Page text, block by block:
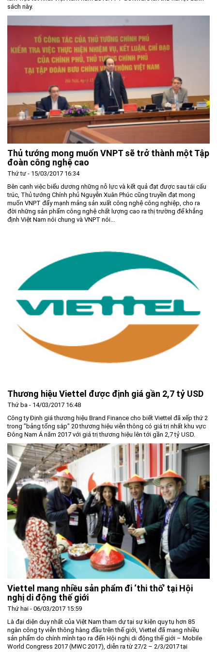
Môi trường
Quy hoạch - Xây dựng
Ưu đãi đầu tư
Công nghệ và Sản phẩm
Văn bản khác
sách này.
Thủ tướng mong muốn VNPT sẽ trở thành một Tập
đoàn công nghệ cao
Thứ tư - 15/03/2017 16:34
Bên cạnh việc biểu dương những nỗ lực và kết quả đạt được sau tái cấu
trúc, Thủ tướng Chính phủ Nguyễn Xuân Phúc cũng truyền đạt mong
muốn VNPT đẩy mạnh mảng sản xuất công nghệ công nghiệp, cho ra
đời những sản phẩm công nghệ chất lượng cao ra thị trường để khẳng
định Việt Nam nói chung và VNPT nói...
Thương hiệu Viettel được định giá gần 2,7 tỷ USD
Thứ ba - 14/03/2017 16:48
Công ty Định giá thương hiệu Brand Finance cho biết Viettel đã xếp thứ 2
trong "bảng tổng sắp" 20 thương hiệu viễn thông có giá trị nhất khu vực
Đông Nam Á năm 2017 với giá trị thương hiệu lên tới gần 2,7 tỷ USD.
Viettel mang nhiều sản phẩm đi ‘thi thố’ tại Hội
nghị di động thế giới
Thứ hai - 06/03/2017 15:59
Là đại diện duy nhất của Việt Nam tham dự tại sự kiện quy tụ hơn 85
ngàn công ty viễn thông hàng đầu trên thế giới, Viettel đã mang nhiều
sản phẩm do chính mình tạo ra đến Hội nghị di động thế giới – Mobile
World Congress 2017 (MWC 2017), diễn ra từ 27/2 – 2/3/2017 tại